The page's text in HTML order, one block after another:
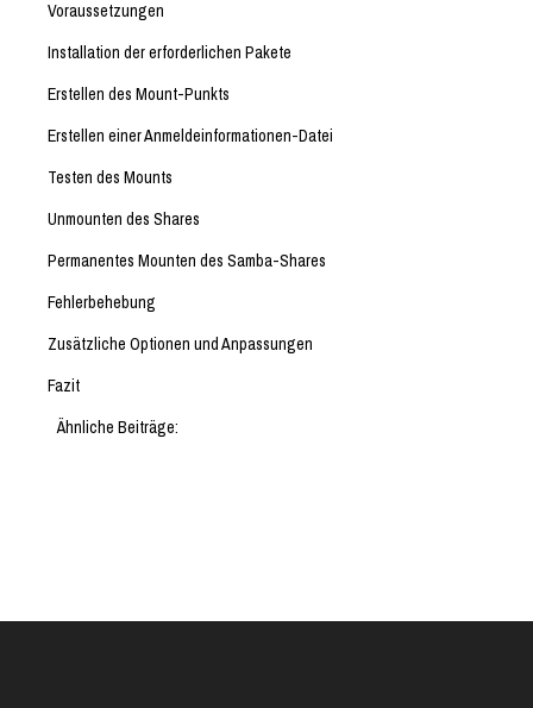
Voraussetzungen
Installation der erforderlichen Pakete
Erstellen des Mount-Punkts
Erstellen einer Anmeldeinformationen-Datei
Testen des Mounts
Unmounten des Shares
Permanentes Mounten des Samba-Shares
Fehlerbehebung
Zusätzliche Optionen und Anpassungen
Fazit
Ähnliche Beiträge: